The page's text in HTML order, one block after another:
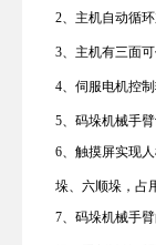
2、主机自动循
3、主机有三面
4、伺服电机控
5、码垛机械手
6、触摸屏实现
垛、六顺垛，占
7、码垛机械手